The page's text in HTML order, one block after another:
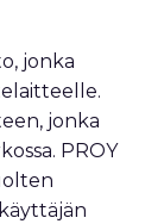
jonka
jonka
PROY